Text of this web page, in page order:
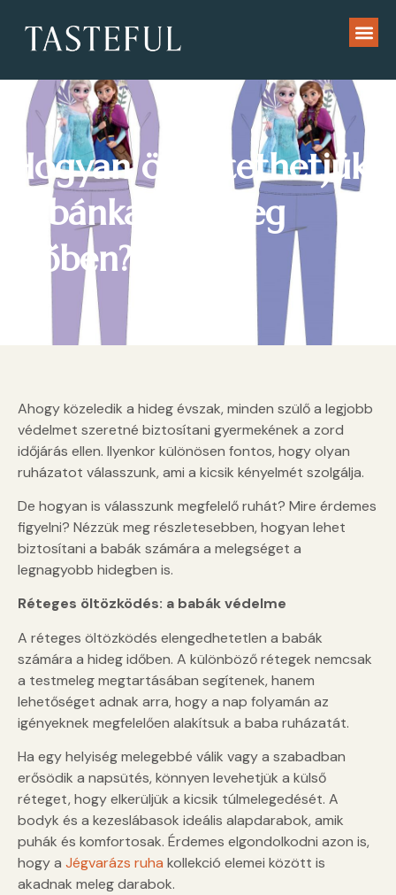
Hogyan öltöztethetjük
babánkat a hideg
időben?
Ahogy közeledik a hideg évszak, minden szülő a legjobb
védelmet szeretné biztosítani gyermekének a zord
időjárás ellen. Ilyenkor különösen fontos, hogy olyan
ruházatot válasszunk, ami a kicsik kényelmét szolgálja.
De hogyan is válasszunk megfelelő ruhát? Mire érdemes
figyelni? Nézzük meg részletesebben, hogyan lehet
biztosítani a babák számára a melegséget a
legnagyobb hidegben is.
Réteges öltözködés: a babák védelme
A réteges öltözködés elengedhetetlen a babák
számára a hideg időben. A különböző rétegek nemcsak
a testmeleg megtartásában segítenek, hanem
lehetőséget adnak arra, hogy a nap folyamán az
igényeknek megfelelően alakítsuk a baba ruházatát.
Ha egy helyiség melegebbé válik vagy a szabadban
erősödik a napsütés, könnyen levehetjük a külső
réteget, hogy elkerüljük a kicsik túlmelegedését. A
bodyk és a kezeslábasok ideális alapdarabok, amik
puhák és komfortosak. Érdemes elgondolkodni azon is,
hogy a Jégvarázs ruha kollekció elemei között is
akadnak meleg darabok.